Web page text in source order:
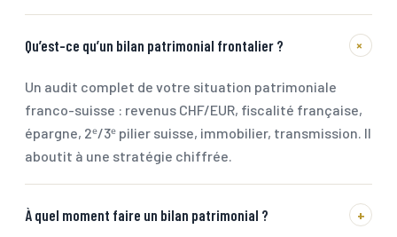
Qu’est-ce qu’un bilan patrimonial frontalier ? +
Un audit complet de votre situation patrimoniale
franco-suisse : revenus CHF/EUR, fiscalité française,
épargne, 2ᵉ/3ᵉ pilier suisse, immobilier, transmission. Il
aboutit à une stratégie chiffrée.
À quel moment faire un bilan patrimonial ? +